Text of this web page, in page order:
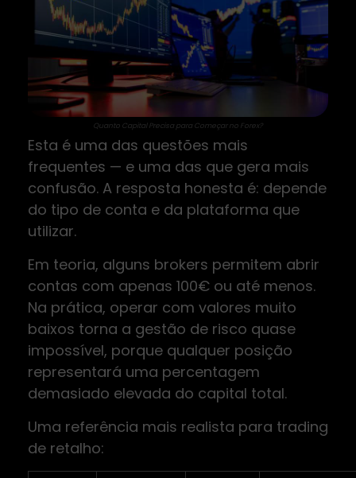
Quanto Capital Precisa para Começar no Forex?
Esta é uma das questões mais
frequentes — e uma das que gera mais
confusão. A resposta honesta é: depende
do tipo de conta e da plataforma que
utilizar.
Em teoria, alguns brokers permitem abrir
contas com apenas 100€ ou até menos.
Na prática, operar com valores muito
baixos torna a gestão de risco quase
impossível, porque qualquer posição
representará uma percentagem
demasiado elevada do capital total.
Uma referência mais realista para trading
de retalho: